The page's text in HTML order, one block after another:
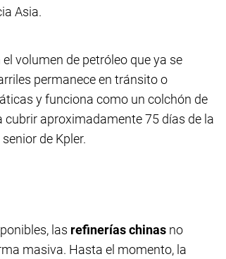
Asia.
volumen de petróleo que ya se
permanece en tránsito o
y funciona como un colchón de
cubrir aproximadamente 75 días de la
de Kpler.
las refinerías chinas no
masiva. Hasta el momento, la